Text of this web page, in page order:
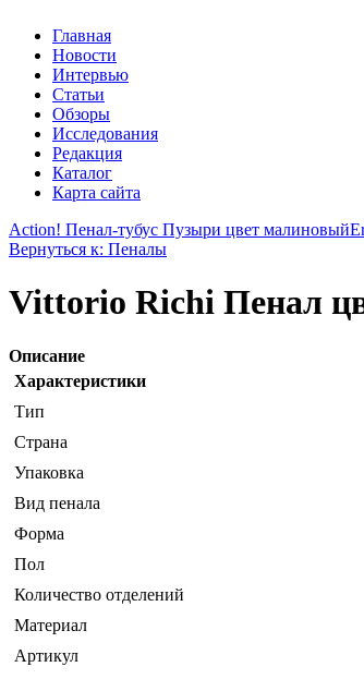
Главная
Новости
Интервью
Статьи
Обзоры
Исследования
Редакция
Каталог
Карта сайта
Action! Пенал-тубус Пузыри цвет малиновый
Вернуться к: Пеналы
Vittorio Richi Пенал
Описание
Характеристики
Тип
Страна
Упаковка
Вид пенала
Форма
Пол
Количество отделений
Материал
Артикул